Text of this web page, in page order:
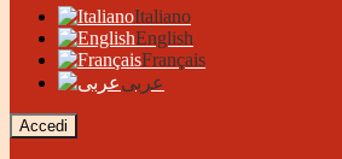
Italiano
English
Français
عربى
Accedi